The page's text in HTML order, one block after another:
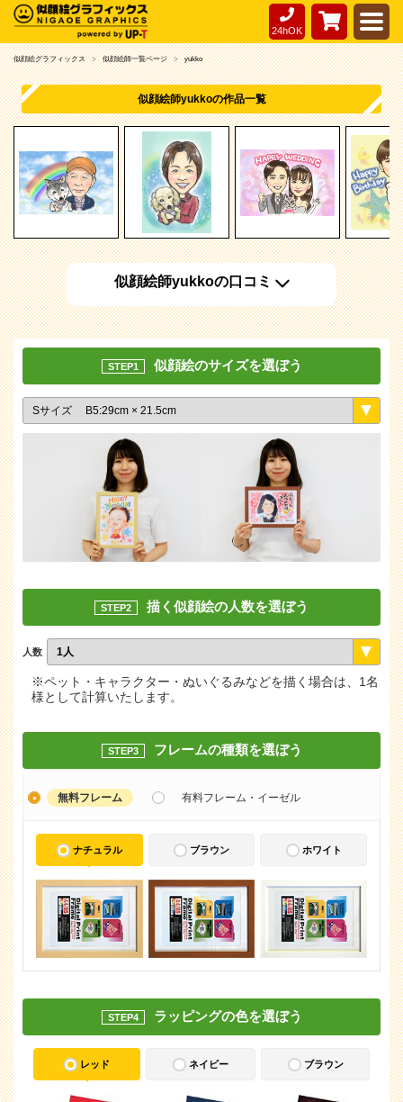
24hOK
似顔絵グラフィックス 似顔絵師一覧ページ yukko
似顔絵師yukkoの作品一覧
似顔絵師yukkoの口コミ
STEP1 似顔絵のサイズを選ぼう
STEP2 描く似顔絵の人数を選ぼう
人数
※ペット・キャラクター・ぬいぐるみなどを描く場合は、1名
様として計算いたします。
STEP3 フレームの種類を選ぼう
無料フレーム 有料フレーム・イーゼル
ナチュラル ブラウン ホワイト
STEP4 ラッピングの色を選ぼう
レッド ネイビー ブラウン